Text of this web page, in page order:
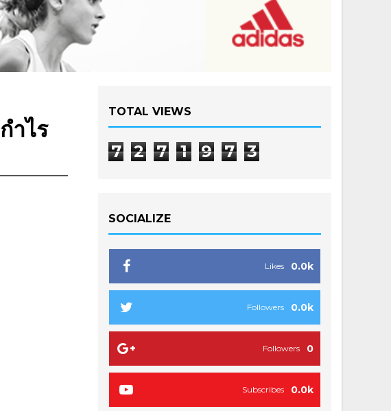
ำไร
TOTAL VIEWS
7 2 7 1 9 7 3
SOCIALIZE
0.0k
Likes
0.0k
Followers
0
Followers
0.0k
Subscribes